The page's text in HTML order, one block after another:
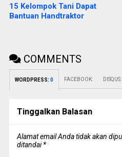
15 Kelompok Tani Dapat
Bantuan Handtraktor
COMMENTS
WORDPRESS: 0 FACEBOOK: DISQUS:
Tinggalkan Balasan
Alamat email Anda tidak akan
ditandai*